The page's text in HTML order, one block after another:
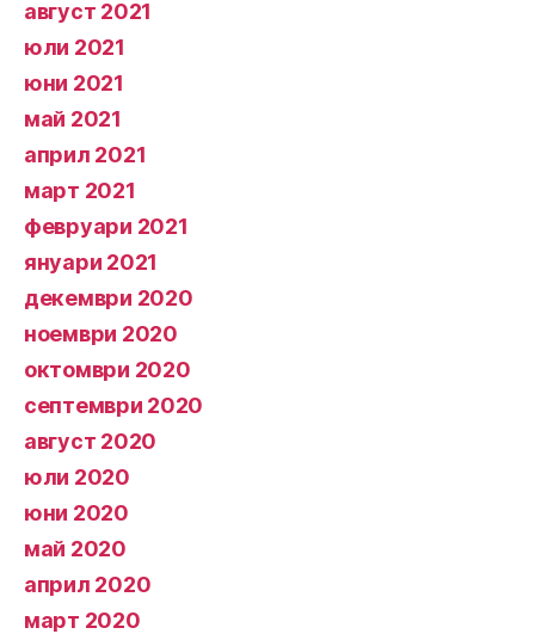
август 2021
юли 2021
юни 2021
май 2021
април 2021
март 2021
февруари 2021
януари 2021
декември 2020
ноември 2020
октомври 2020
септември 2020
август 2020
юли 2020
юни 2020
май 2020
април 2020
март 2020